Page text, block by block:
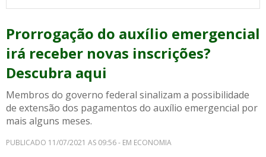
Prorrogação do auxílio emergencial
irá receber novas inscrições?
Descubra aqui
Membros do governo federal sinalizam a possibilidade
de extensão dos pagamentos do auxílio emergencial por
mais alguns meses.
PUBLICADO 11/07/2021 AS 09:56 - EM ECONOMIA